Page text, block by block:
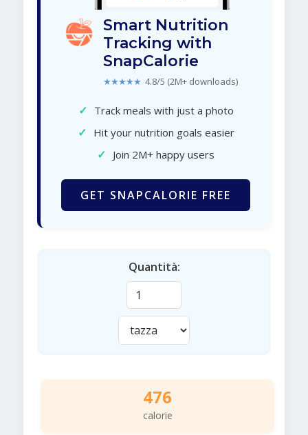
Smart Nutrition
Tracking with
SnapCalorie
★★★★★ 4.8/5 (2M+ downloads)
✓ Track meals with just a photo
✓ Hit your nutrition goals easier
✓ Join 2M+ happy users
GET SNAPCALORIE FREE
Quantità:
476
calorie